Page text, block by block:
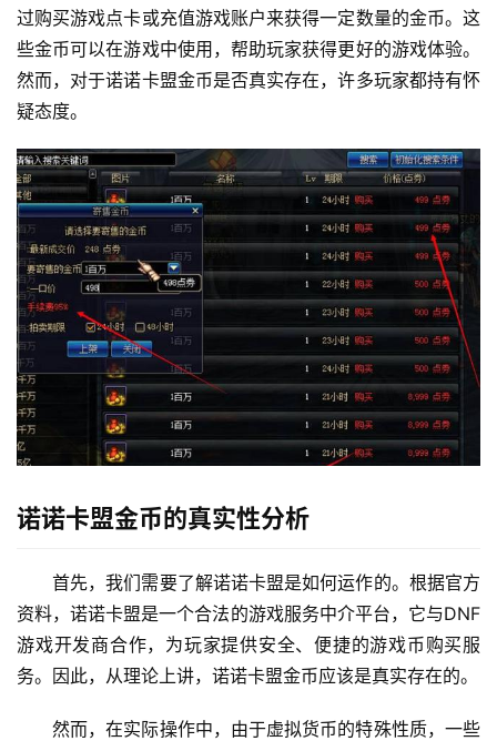
过购买游戏点卡或充值游戏账户来获得一定数量的金币。这
些金币可以在游戏中使用，帮助玩家获得更好的游戏体验。
然而，对于诺诺卡盟金币是否真实存在，许多玩家都持有怀
疑态度。
诺诺卡盟金币的真实性分析
首先，我们需要了解诺诺卡盟是如何运作的。根据官方
资料，诺诺卡盟是一个合法的游戏服务中介平台，它与DNF
游戏开发商合作，为玩家提供安全、便捷的游戏币购买服
务。因此，从理论上讲，诺诺卡盟金币应该是真实存在的。
然而，在实际操作中，由于虚拟货币的特殊性质，一些